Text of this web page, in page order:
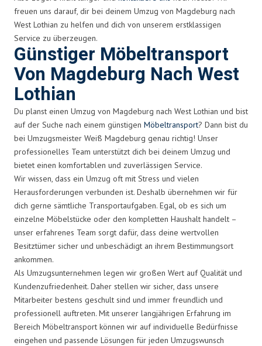
freuen uns darauf, dir bei deinem Umzug von Magdeburg nach
West Lothian zu helfen und dich von unserem erstklassigen
Service zu überzeugen.
Günstiger Möbeltransport
Von Magdeburg Nach West
Lothian
Du planst einen Umzug von Magdeburg nach West Lothian und bist
auf der Suche nach einem günstigen Möbeltransport? Dann bist du
bei Umzugsmeister Weiß Magdeburg genau richtig! Unser
professionelles Team unterstützt dich bei deinem Umzug und
bietet einen komfortablen und zuverlässigen Service.
Wir wissen, dass ein Umzug oft mit Stress und vielen
Herausforderungen verbunden ist. Deshalb übernehmen wir für
dich gerne sämtliche Transportaufgaben. Egal, ob es sich um
einzelne Möbelstücke oder den kompletten Haushalt handelt –
unser erfahrenes Team sorgt dafür, dass deine wertvollen
Besitztümer sicher und unbeschädigt an ihrem Bestimmungsort
ankommen.
Als Umzugsunternehmen legen wir großen Wert auf Qualität und
Kundenzufriedenheit. Daher stellen wir sicher, dass unsere
Mitarbeiter bestens geschult sind und immer freundlich und
professionell auftreten. Mit unserer langjährigen Erfahrung im
Bereich Möbeltransport können wir auf individuelle Bedürfnisse
eingehen und passende Lösungen für jeden Umzugswunsch